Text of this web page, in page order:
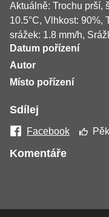
Aktuálně: Trochu prší,
10.5°C, Vlhkost: 90%,
srážek: 1.8 mm/h,
Datum pořízení
Autor
Místo pořízení
Sdílej
Facebook
Komentáře